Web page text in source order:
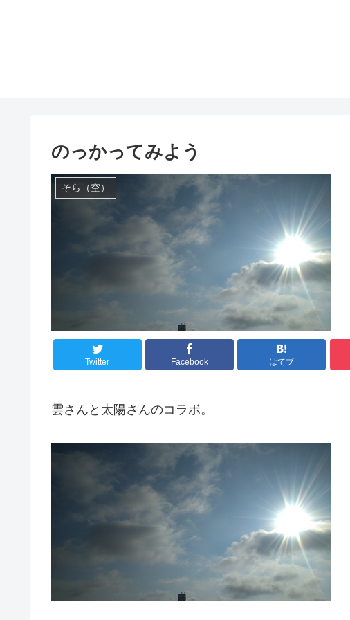
のっかってみよう
そら（空）
Twitter Facebook はてブ
雲さんと太陽さんのコラボ。